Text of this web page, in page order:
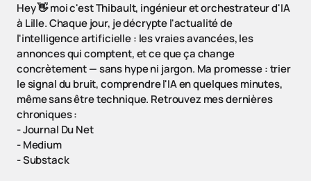
Hey 👋 moi c'est Thibault, ingénieur et orchestrateur d'IA
à Lille. Chaque jour, je décrypte l'actualité de
l'intelligence artificielle : les vraies avancées, les
annonces qui comptent, et ce que ça change
concrètement — sans hype ni jargon. Ma promesse : trier
le signal du bruit, comprendre l'IA en quelques minutes,
même sans être technique. Retrouvez mes dernières
chroniques :
-Journal Du Net
-Medium
-Substack